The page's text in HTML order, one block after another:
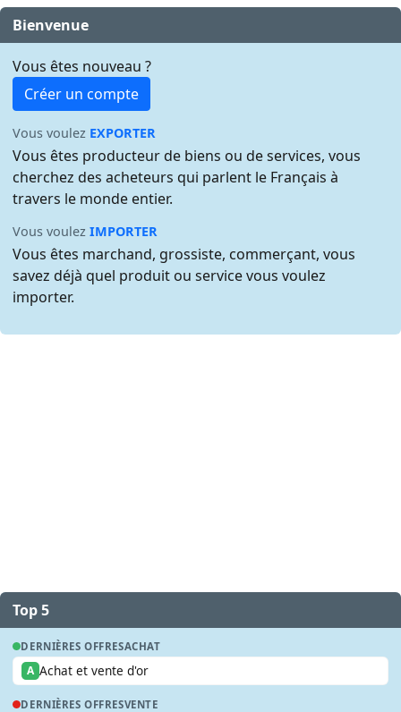
Bienvenue
Vous êtes nouveau ?
Créer un compte
Vous voulez EXPORTER
Vous êtes producteur de biens ou de services, vous
cherchez des acheteurs qui parlent le Français à
travers le monde entier.
Vous voulezIMPORTER
Vous êtes marchand, grossiste, commerçant, vous
savez déjà quel produit ou service vous voulez
importer.
Top 5
DERNIÈRES OFFRESACHAT
A Achat et vente d'or
DERNIÈRES OFFRESVENTE